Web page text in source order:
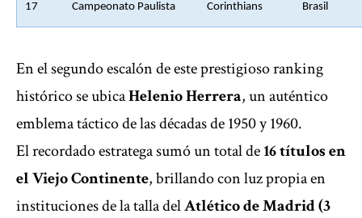
17 Campeonato Paulista Corinthians Brasil
En el segundo escalón de este prestigioso ranking
histórico se ubicaHelenio Herrera, un auténtico
emblema táctico de las décadas de 1950 y 1960.
El recordado estratega sumó un total de16 títulos en
el Viejo Continente, brillando con luz propia en
instituciones de la talla delAtlético de Madrid (3